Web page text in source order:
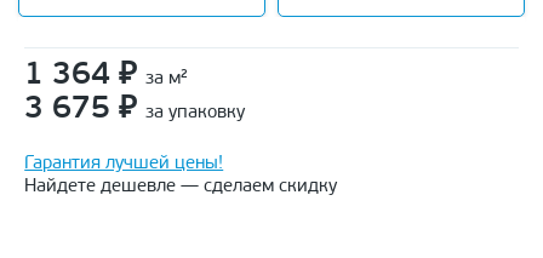
1 364 ₽ за м²
3 675 ₽ за упаковку
Гарантия лучшей цены!
Найдете дешевле — сделаем скидку